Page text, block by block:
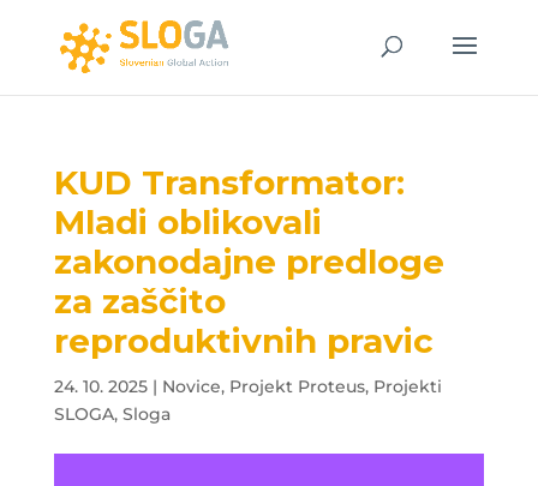
KUD Transformator:
Mladi oblikovali
zakonodajne predloge
za zaščito
reproduktivnih pravic
24. 10. 2025| Novice, Projekt Proteus, Projekti
SLOGA, Sloga